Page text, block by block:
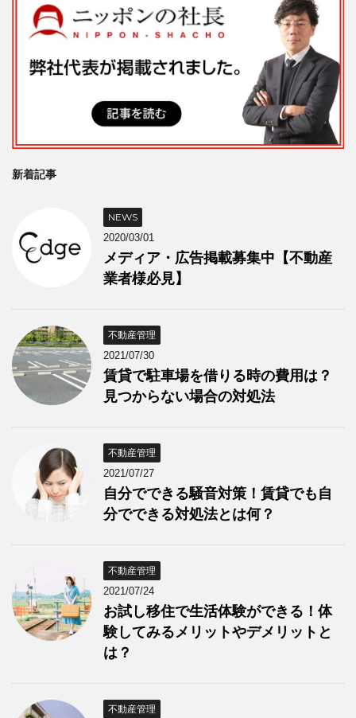
新着記事
NEWS
2020/03/01
メディア・広告掲載募集中【不動産
業者様必見】
不動産管理
2021/07/30
賃貸で駐車場を借りる時の費用は？
見つからない場合の対処法
不動産管理
2021/07/27
自分でできる騒音対策！賃貸でも自
分でできる対処法とは何？
不動産管理
2021/07/24
お試し移住で生活体験ができる！体
験してみるメリットやデメリットと
は？
不動産管理